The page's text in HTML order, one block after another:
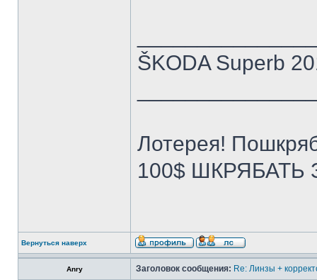
ŠKODA Superb
Лотерея!
100$
Вернуться наверх
Anry Заголовок сообщения: Re: Линзы +